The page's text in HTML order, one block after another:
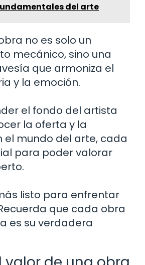
del arte
no es solo un
mecánico, sino una
que armoniza el
y la emoción.
el fondo del artista
la oferta y la
el mundo del arte, cada
para poder valorar
listo para enfrentar
que cada obra
es su verdadera